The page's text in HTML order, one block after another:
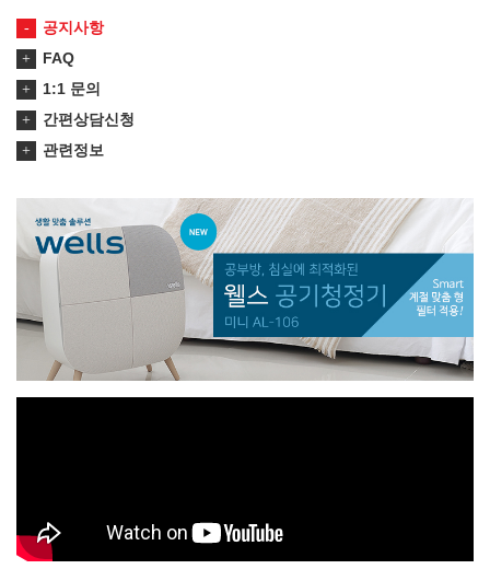
공지사항
FAQ
1:1 문의
간편상담신청
관련정보